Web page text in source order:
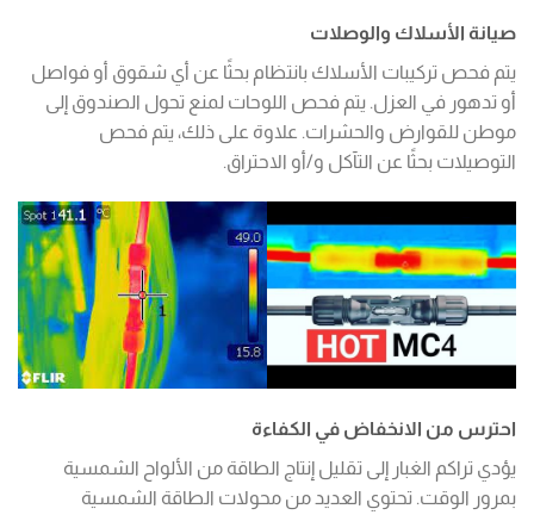
صيانة الأسلاك والوصلات
يتم فحص تركيبات الأسلاك بانتظام بحثًا عن أي شقوق أو فواصل
أو تدهور في العزل. يتم فحص اللوحات لمنع تحول الصندوق إلى
موطن للقوارض والحشرات. علاوة على ذلك، يتم فحص
التوصيلات بحثًا عن التآكل و/أو الاحتراق.
احترس من الانخفاض في الكفاءة
يؤدي تراكم الغبار إلى تقليل إنتاج الطاقة من الألواح الشمسية
بمرور الوقت. تحتوي العديد من محولات الطاقة الشمسية